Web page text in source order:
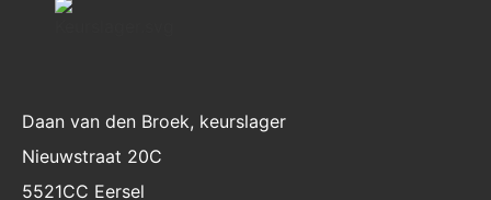
Daan van den Broek, keurslager
Nieuwstraat 20C
5521CC Eersel